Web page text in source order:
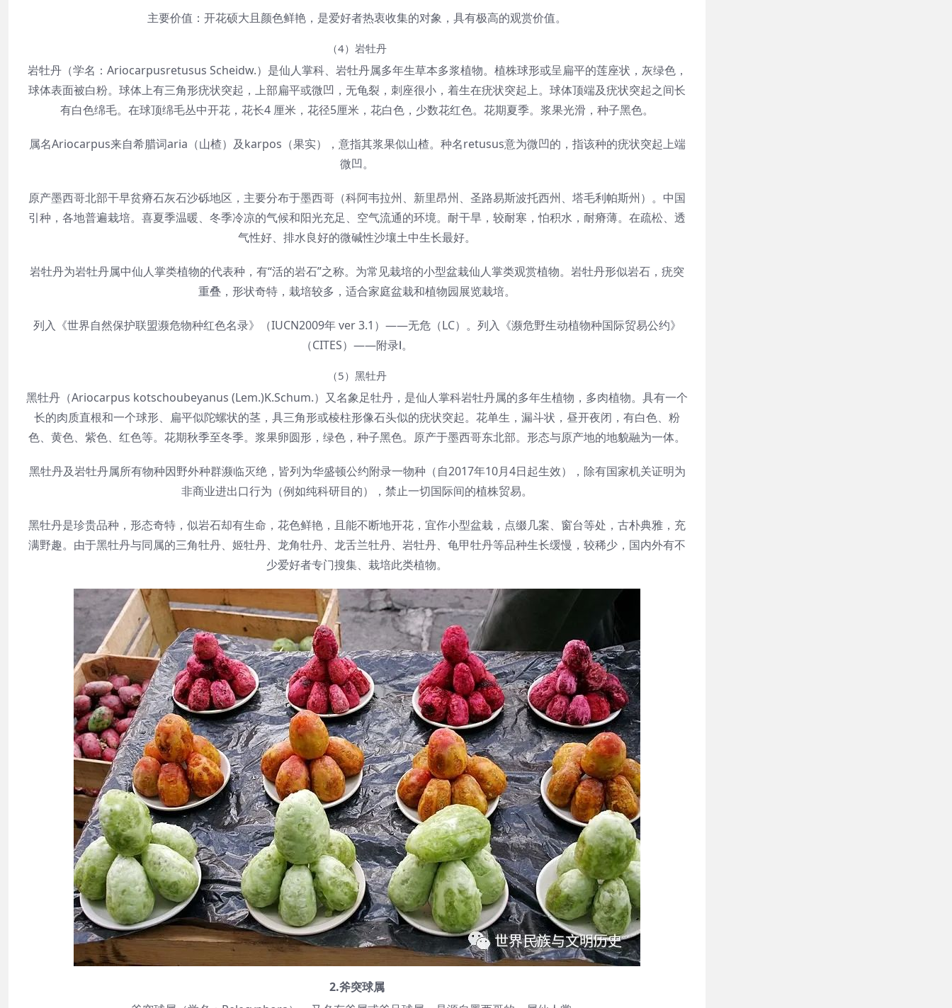
主要价值：开花硕大且颜色鲜艳，是爱好者热衷收集的对象，具有极高的观赏价值。
（4）岩牡丹
岩牡丹（学名：Ariocarpusretusus Scheidw.）是仙人掌科、岩牡丹属多年生草本多浆植物。植株球形或呈扁平的莲座状，灰绿色，
球体表面被白粉。球体上有三角形疣状突起，上部扁平或微凹，无龟裂，刺座很小，着生在疣状突起上。球体顶端及疣状突起之间长
有白色绵毛。在球顶绵毛丛中开花，花长4 厘米，花径5厘米，花白色，少数花红色。花期夏季。浆果光滑，种子黑色。
属名Ariocarpus来自希腊词aria（山楂）及karpos（果实），意指其浆果似山楂。种名retusus意为微凹的，指该种的疣状突起上端
微凹。
原产墨西哥北部干早贫瘠石灰石沙砾地区，主要分布于墨西哥（科阿韦拉州、新里昂州、圣路易斯波托西州、塔毛利帕斯州）。中国
引种，各地普遍栽培。喜夏季温暖、冬季冷凉的气候和阳光充足、空气流通的环境。耐干旱，较耐寒，怕积水，耐瘠薄。在疏松、透
气性好、排水良好的微碱性沙壤土中生长最好。
岩牡丹为岩牡丹属中仙人掌类植物的代表种，有“活的岩石”之称。为常见栽培的小型盆栽仙人掌类观赏植物。岩牡丹形似岩石，疣突
重叠，形状奇特，栽培较多，适合家庭盆栽和植物园展览栽培。
列入《世界自然保护联盟濒危物种红色名录》（IUCN2009年 ver 3.1）——无危（LC）。列入《濒危野生动植物种国际贸易公约》
（CITES）——附录Ⅰ。
（5）黑牡丹
黑牡丹（Ariocarpus kotschoubeyanus (Lem.)K.Schum.）又名象足牡丹，是仙人掌科岩牡丹属的多年生植物，多肉植物。具有一个
长的肉质直根和一个球形、扁平似陀螺状的茎，具三角形或棱柱形像石头似的疣状突起。花单生，漏斗状，昼开夜闭，有白色、粉
色、黄色、紫色、红色等。花期秋季至冬季。浆果卵圆形，绿色，种子黑色。原产于墨西哥东北部。形态与原产地的地貌融为一体。
黑牡丹及岩牡丹属所有物种因野外种群濒临灭绝，皆列为华盛顿公约附录一物种（自2017年10月4日起生效），除有国家机关证明为
非商业进出口行为（例如纯科研目的），禁止一切国际间的植株贸易。
黑牡丹是珍贵品种，形态奇特，似岩石却有生命，花色鲜艳，且能不断地开花，宜作小型盆栽，点缀几案、窗台等处，古朴典雅，充
满野趣。由于黑牡丹与同属的三角牡丹、姬牡丹、龙角牡丹、龙舌兰牡丹、岩牡丹、龟甲牡丹等品种生长缓慢，较稀少，国内外有不
少爱好者专门搜集、栽培此类植物。
2.斧突球属